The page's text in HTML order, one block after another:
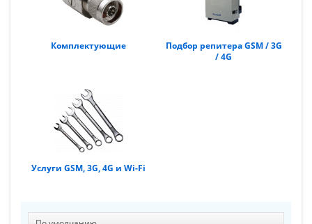
Комплектующие
Подбор репитера GSM / 3G
/ 4G
Услуги GSM, 3G, 4G и Wi-Fi